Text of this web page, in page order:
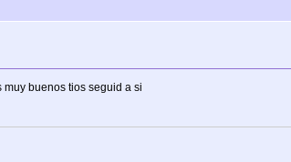
buenos tios seguid a si